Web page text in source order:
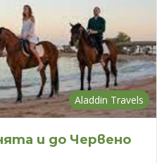
Aladdin Travels
и до Червено